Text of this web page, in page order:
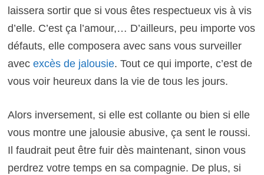
laissera sortir que si vous êtes respectueux vis à vis
d’elle. C’est ça l’amour,… D’ailleurs, peu importe vos
défauts, elle composera avec sans vous surveiller
avec excès de jalousie. Tout ce qui importe, c’est de
vous voir heureux dans la vie de tous les jours.
Alors inversement, si elle est collante ou bien si elle
vous montre une jalousie abusive, ça sent le roussi.
Il faudrait peut être fuir dès maintenant, sinon vous
perdrez votre temps en sa compagnie. De plus, si